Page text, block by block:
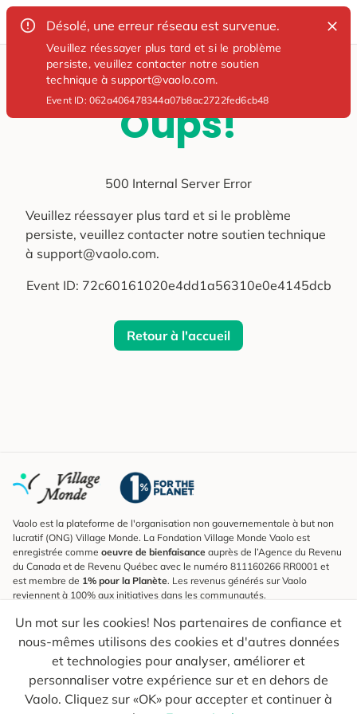
Désolé, une erreur réseau est survenue.
Veuillez réessayer plus tard et si le problème
persiste, veuillez contacter notre soutien
technique à support@vaolo.com.
Event ID:062a406478344a07b8ac2722fed6cb48
Oups!
500 Internal Server Error
Veuillez réessayer plus tard et si le problème
persiste, veuillez contacter notre soutien technique
à support@vaolo.com.
Event ID: 72c60161020e4dd1a56310e0e4145dcb
Retour à l'accueil
Un mot sur les cookies! Nos partenaires de confiance et
nous-mêmes utilisons des cookies et d'autres données
et technologies pour analyser, améliorer et
personnaliser votre expérience sur et en dehors de
Vaolo. Cliquez sur «OK» pour accepter et continuer à
Vaolo est la plateforme de l'organisation non gouvernementale à but non
lucratif (ONG) Village Monde. La Fondation Village Monde Vaolo est
enregistrée comme oeuvre de bienfaisance auprès de l’Agence du Revenu
du Canada et de Revenu Québec avec le numéro 811160266 RR0001 et
est membre de 1% pour la Planète. Les revenus générés sur Vaolo
reviennent à 100% aux initiatives dans les communautés.
S'inscrire à l'infolettre
Pour connaître les nouveautés, suivre nos explorateurs et recevoir des
astuces pour des voyages plus conscients.
Ton courriel Envoyer